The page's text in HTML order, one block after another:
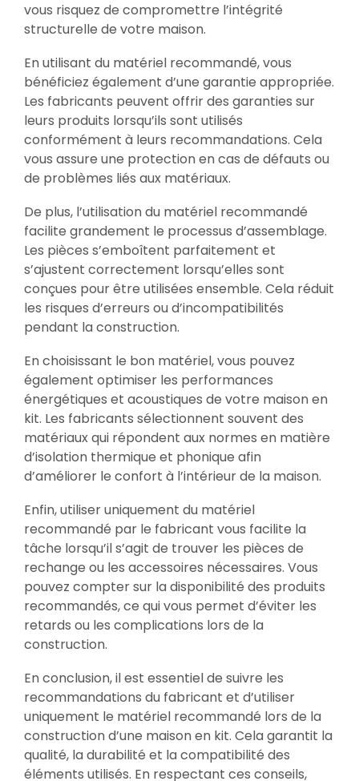
vous risquez de compromettre l’intégrité
structurelle de votre maison.
En utilisant du matériel recommandé, vous
bénéficiez également d’une garantie appropriée.
Les fabricants peuvent offrir des garanties sur
leurs produits lorsqu’ils sont utilisés
conformément à leurs recommandations. Cela
vous assure une protection en cas de défauts ou
de problèmes liés aux matériaux.
De plus, l’utilisation du matériel recommandé
facilite grandement le processus d’assemblage.
Les pièces s’emboîtent parfaitement et
s’ajustent correctement lorsqu’elles sont
conçues pour être utilisées ensemble. Cela réduit
les risques d’erreurs ou d’incompatibilités
pendant la construction.
En choisissant le bon matériel, vous pouvez
également optimiser les performances
énergétiques et acoustiques de votre maison en
kit. Les fabricants sélectionnent souvent des
matériaux qui répondent aux normes en matière
d’isolation thermique et phonique afin
d’améliorer le confort à l’intérieur de la maison.
Enfin, utiliser uniquement du matériel
recommandé par le fabricant vous facilite la
tâche lorsqu’il s’agit de trouver les pièces de
rechange ou les accessoires nécessaires. Vous
pouvez compter sur la disponibilité des produits
recommandés, ce qui vous permet d’éviter les
retards ou les complications lors de la
construction.
En conclusion, il est essentiel de suivre les
recommandations du fabricant et d’utiliser
uniquement le matériel recommandé lors de la
construction d’une maison en kit. Cela garantit la
qualité, la durabilité et la compatibilité des
éléments utilisés. En respectant ces conseils,